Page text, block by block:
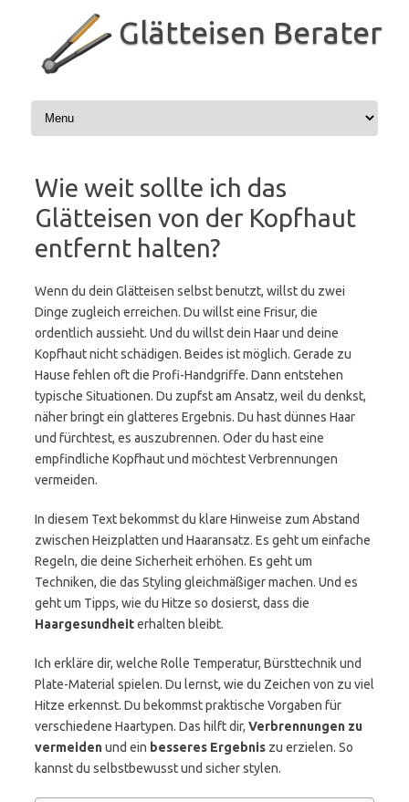
Glätteisen Berater
Wie weit sollte ich das
Glätteisen von der Kopfhaut
entfernt halten?
Wenn du dein Glätteisen selbst benutzt, willst du zwei
Dinge zugleich erreichen. Du willst eine Frisur, die
ordentlich aussieht. Und du willst dein Haar und deine
Kopfhaut nicht schädigen. Beides ist möglich. Gerade zu
Hause fehlen oft die Profi-Handgriffe. Dann entstehen
typische Situationen. Du zupfst am Ansatz, weil du denkst,
näher bringt ein glatteres Ergebnis. Du hast dünnes Haar
und fürchtest, es auszubrennen. Oder du hast eine
empfindliche Kopfhaut und möchtest Verbrennungen
vermeiden.
In diesem Text bekommst du klare Hinweise zum Abstand
zwischen Heizplatten und Haaransatz. Es geht um einfache
Regeln, die deine Sicherheit erhöhen. Es geht um
Techniken, die das Styling gleichmäßiger machen. Und es
geht um Tipps, wie du Hitze so dosierst, dass die
Haargesundheiterhalten bleibt.
Ich erkläre dir, welche Rolle Temperatur, Bürsttechnik und
Plate-Material spielen. Du lernst, wie du Zeichen von zu viel
Hitze erkennst. Du bekommst praktische Vorgaben für
verschiedene Haartypen. Das hilft dir, Verbrennungen zu
vermeidenund ein besseres Ergebnis zu erzielen. So
kannst du selbstbewusst und sicher stylen.